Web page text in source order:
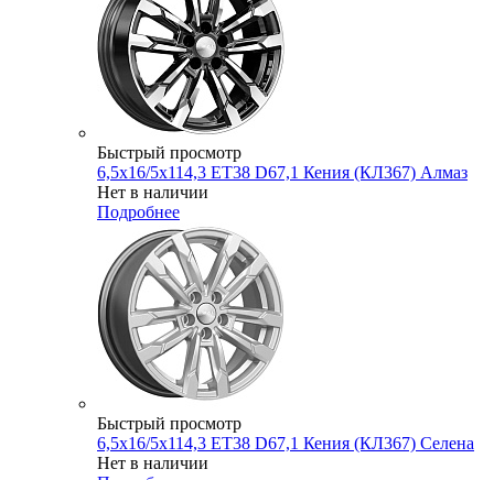
Быстрый просмотр
6,5x16/5x114,3 ET38 D67,1 Кения (КЛ367) Алмаз
Нет в наличии
Подробнее
Быстрый просмотр
6,5x16/5x114,3 ET38 D67,1 Кения (КЛ367) Селена
Нет в наличии